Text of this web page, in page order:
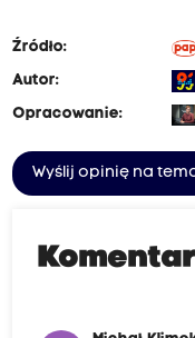
Źródło:
Autor:
Opracowanie:
Wyślij opinię na